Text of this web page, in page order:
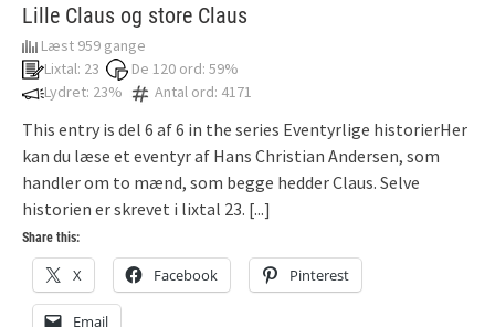
Lille Claus og store Claus
Læst 959 gange
Lixtal: 23
De 120 ord: 59%
Lydret: 23%
Antal ord: 4171
This entry is del 6 af 6 in the series Eventyrlige historierHer
kan du læse et eventyr af Hans Christian Andersen, som
handler om to mænd, som begge hedder Claus. Selve
historien er skrevet i lixtal 23. [...]
Share this:
X Facebook Pinterest
Email